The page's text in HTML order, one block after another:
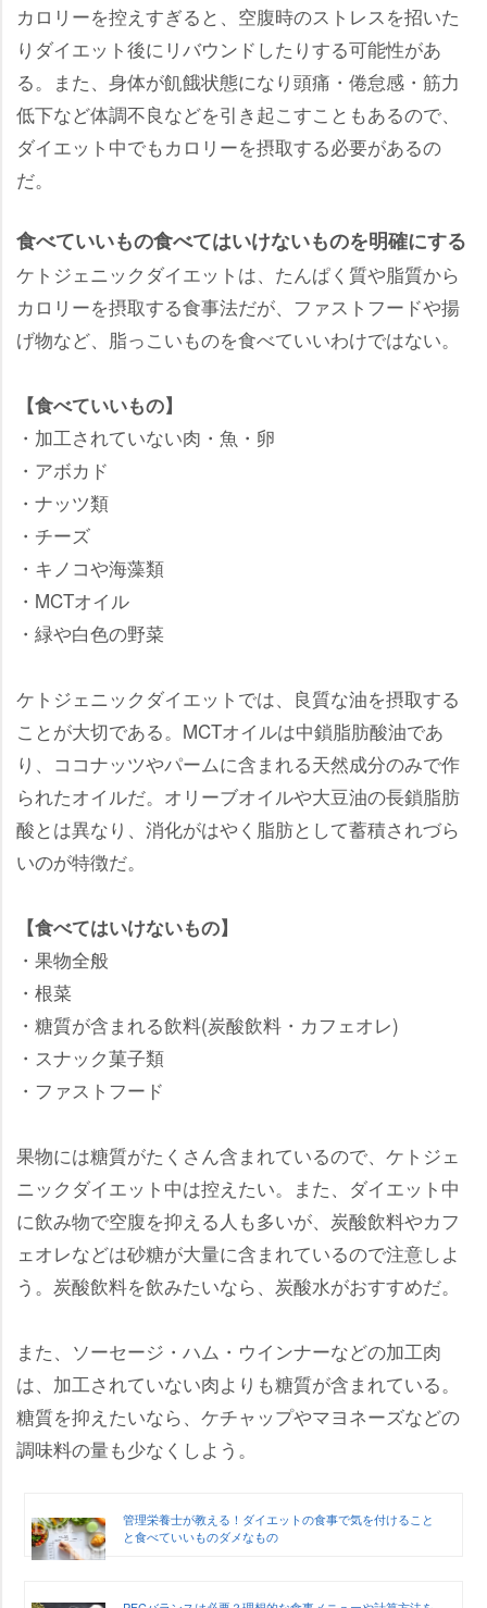
カロリーを控えすぎると、空腹時のストレスを招いた
りダイエット後にリバウンドしたりする可能性があ
る。また、身体が飢餓状態になり頭痛・倦怠感・筋力
低下など体調不良などを引き起こすこともあるので、
ダイエット中でもカロリーを摂取する必要があるの
だ。
食べていいもの食べてはいけないものを明確にする
ケトジェニックダイエットは、たんぱく質や脂質から
カロリーを摂取する食事法だが、ファストフードや揚
げ物など、脂っこいものを食べていいわけではない。
【食べていいもの】
・加工されていない肉・魚・卵
・アボカド
・ナッツ類
・チーズ
・キノコや海藻類
・MCTオイル
・緑や白色の野菜
ケトジェニックダイエットでは、良質な油を摂取する
ことが大切である。MCTオイルは中鎖脂肪酸油であ
り、ココナッツやパームに含まれる天然成分のみで作
られたオイルだ。オリーブオイルや大豆油の長鎖脂肪
酸とは異なり、消化がはやく脂肪として蓄積されづら
いのが特徴だ。
【食べてはいけないもの】
・果物全般
・根菜
・糖質が含まれる飲料(炭酸飲料・カフェオレ)
・スナック菓子類
・ファストフード
果物には糖質がたくさん含まれているので、ケトジェ
ニックダイエット中は控えたい。また、ダイエット中
に飲み物で空腹を抑える人も多いが、炭酸飲料やカフ
ェオレなどは砂糖が大量に含まれているので注意しよ
う。炭酸飲料を飲みたいなら、炭酸水がおすすめだ。
また、ソーセージ・ハム・ウインナーなどの加工肉
は、加工されていない肉よりも糖質が含まれている。
糖質を抑えたいなら、ケチャップやマヨネーズなどの
調味料の量も少なくしよう。
管理栄養士が教える！ダイエットの食事で気を付けること
と食べていいものダメなもの